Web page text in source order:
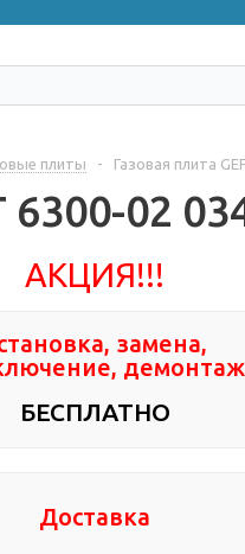
плиты - Газовая плита
6300-02
АКЦИЯ!!!
замена,
демонтаж
БЕСПЛАТНО
Доставка